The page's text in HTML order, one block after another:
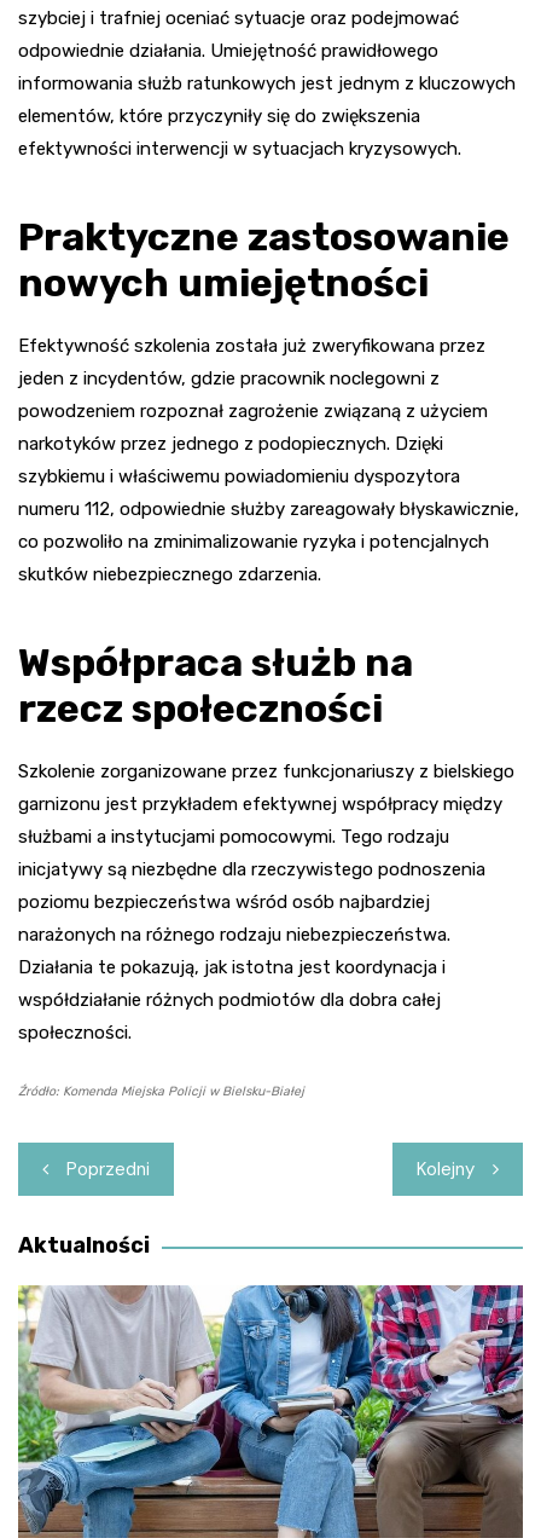
szybciej i trafniej oceniać sytuacje oraz podejmować
odpowiednie działania. Umiejętność prawidłowego
informowania służb ratunkowych jest jednym z kluczowych
elementów, które przyczyniły się do zwiększenia
efektywności interwencji w sytuacjach kryzysowych.
Praktyczne zastosowanie
nowych umiejętności
Efektywność szkolenia została już zweryfikowana przez
jeden z incydentów, gdzie pracownik noclegowni z
powodzeniem rozpoznał zagrożenie związaną z użyciem
narkotyków przez jednego z podopiecznych. Dzięki
szybkiemu i właściwemu powiadomieniu dyspozytora
numeru 112, odpowiednie służby zareagowały błyskawicznie,
co pozwoliło na zminimalizowanie ryzyka i potencjalnych
skutków niebezpiecznego zdarzenia.
Współpraca służb na
rzecz społeczności
Szkolenie zorganizowane przez funkcjonariuszy z bielskiego
garnizonu jest przykładem efektywnej współpracy między
służbami a instytucjami pomocowymi. Tego rodzaju
inicjatywy są niezbędne dla rzeczywistego podnoszenia
poziomu bezpieczeństwa wśród osób najbardziej
narażonych na różnego rodzaju niebezpieczeństwa.
Działania te pokazują, jak istotna jest koordynacja i
współdziałanie różnych podmiotów dla dobra całej
społeczności.
Źródło: Komenda Miejska Policji w Bielsku-Białej
Nawigacja
wpisu
Poprzedni Kolejny
Aktualności